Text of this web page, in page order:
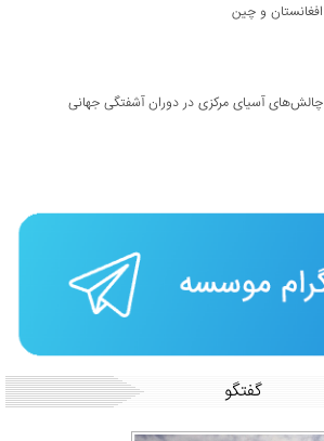
افغانستان و چین
چالش‌های آسیای مرکزی در دوران آشفتگی جهانی
گفتگو